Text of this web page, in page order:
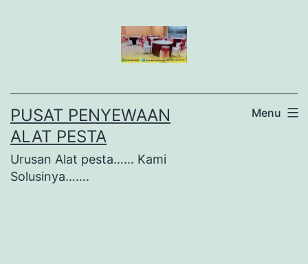
PUSAT PENYEWAAN
ALAT PESTA
Urusan Alat pesta…… Kami
Solusinya…….
Menu